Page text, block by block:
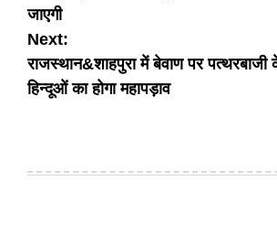
जाएगी
Next:
राजस्थान&शाहपुरा में बेवाण पर
हिन्दूओं का होगा महापड़ाव